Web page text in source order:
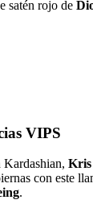
satén rojo de
VIPS
Kardashian, Kris
con este
.